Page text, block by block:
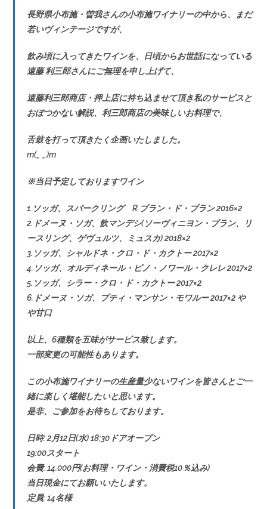
長野県小布施・曽我さんの小布施ワイナリーの中から、まだ
若いヴィンテージですが、
飲み頃に入ってきたワインを、日頃からお世話になっている
遠藤 利三郎さんにご無理を申し上げて、
遠藤利三郎商店・押上店に持ち込ませて頂き私のサービスと
おぼつかない解説、利三郎商店の美味しいお料理で、
舌鼓を打って頂きたく企画いたしました。
m(_ _)m
※当日予定しておりますワイン
1.ソッガ、スパークリング R ブラン・ド・ブラン 2016×2
2.ドメーヌ・ソガ、飲マンデシ(ソーヴィニヨン・ブラン、リ
ースリング、ゲヴュルツ、ミュスカ) 2018×2
3.ソッガ、シャルドネ・クロ・ド・カクトー 2017×2
4.ソッガ、オルディネール・ピノ・ノワール・クレレ 2017×2
5.ソッガ、シラー・クロ・ド・カクトー 2017×2
6.ドメーヌ・ソガ、プティ・マンサン・モワルー 2017×2 や
や甘口
以上、6種類を五味がサービス致します。
一部変更の可能性もあります。
この小布施ワイナリーの生産量少ないワインを皆さんとご一
緒に楽しく堪能したいと思います。
是非、ご参加をお待ちしております。
日時: 2月12日(水) 18:30ドアオープン
19:00スタート
会費: 14.000円(お料理・ワイン・消費税10％込み)
当日現金にてお願いいたします。
定員: 14名様